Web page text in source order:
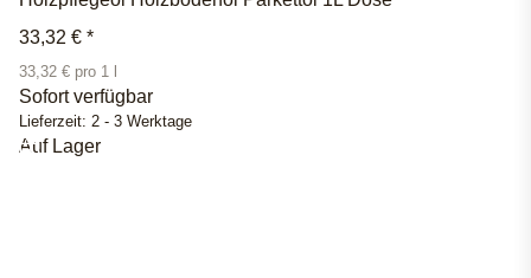
33,32 € *
33,32 € pro 1 l
Sofort verfügbar
Lieferzeit: 2 - 3 Werktage
Auf Lager